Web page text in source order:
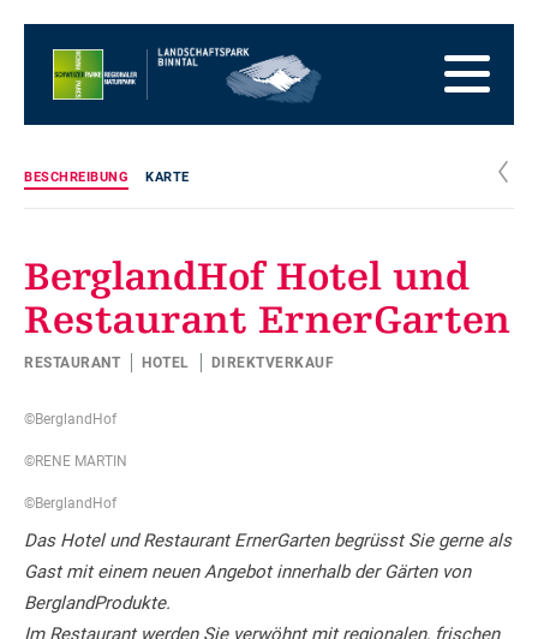
Startseite
Hauptnavigation
Sitemap
ZurBESCHREIBUNG KARTE c
BerglandHof Hotel und
Restaurant ErnerGarten
RESTAURANT HOTEL DIREKTVERKAUF
©BerglandHof
©RENE MARTIN
©BerglandHof
Das Hotel und Restaurant ErnerGarten begrüsst Sie gerne als
Gast mit einem neuen Angebot innerhalb der Gärten von
BerglandProdukte.
Im Restaurant werden Sie verwöhnt mit regionalen, frischen